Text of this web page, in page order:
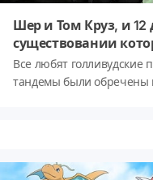
Шер и Том Круз, и 12
существовании
Все любят голливудские
тандемы были обречены
папарацци, вы бы
о существовании